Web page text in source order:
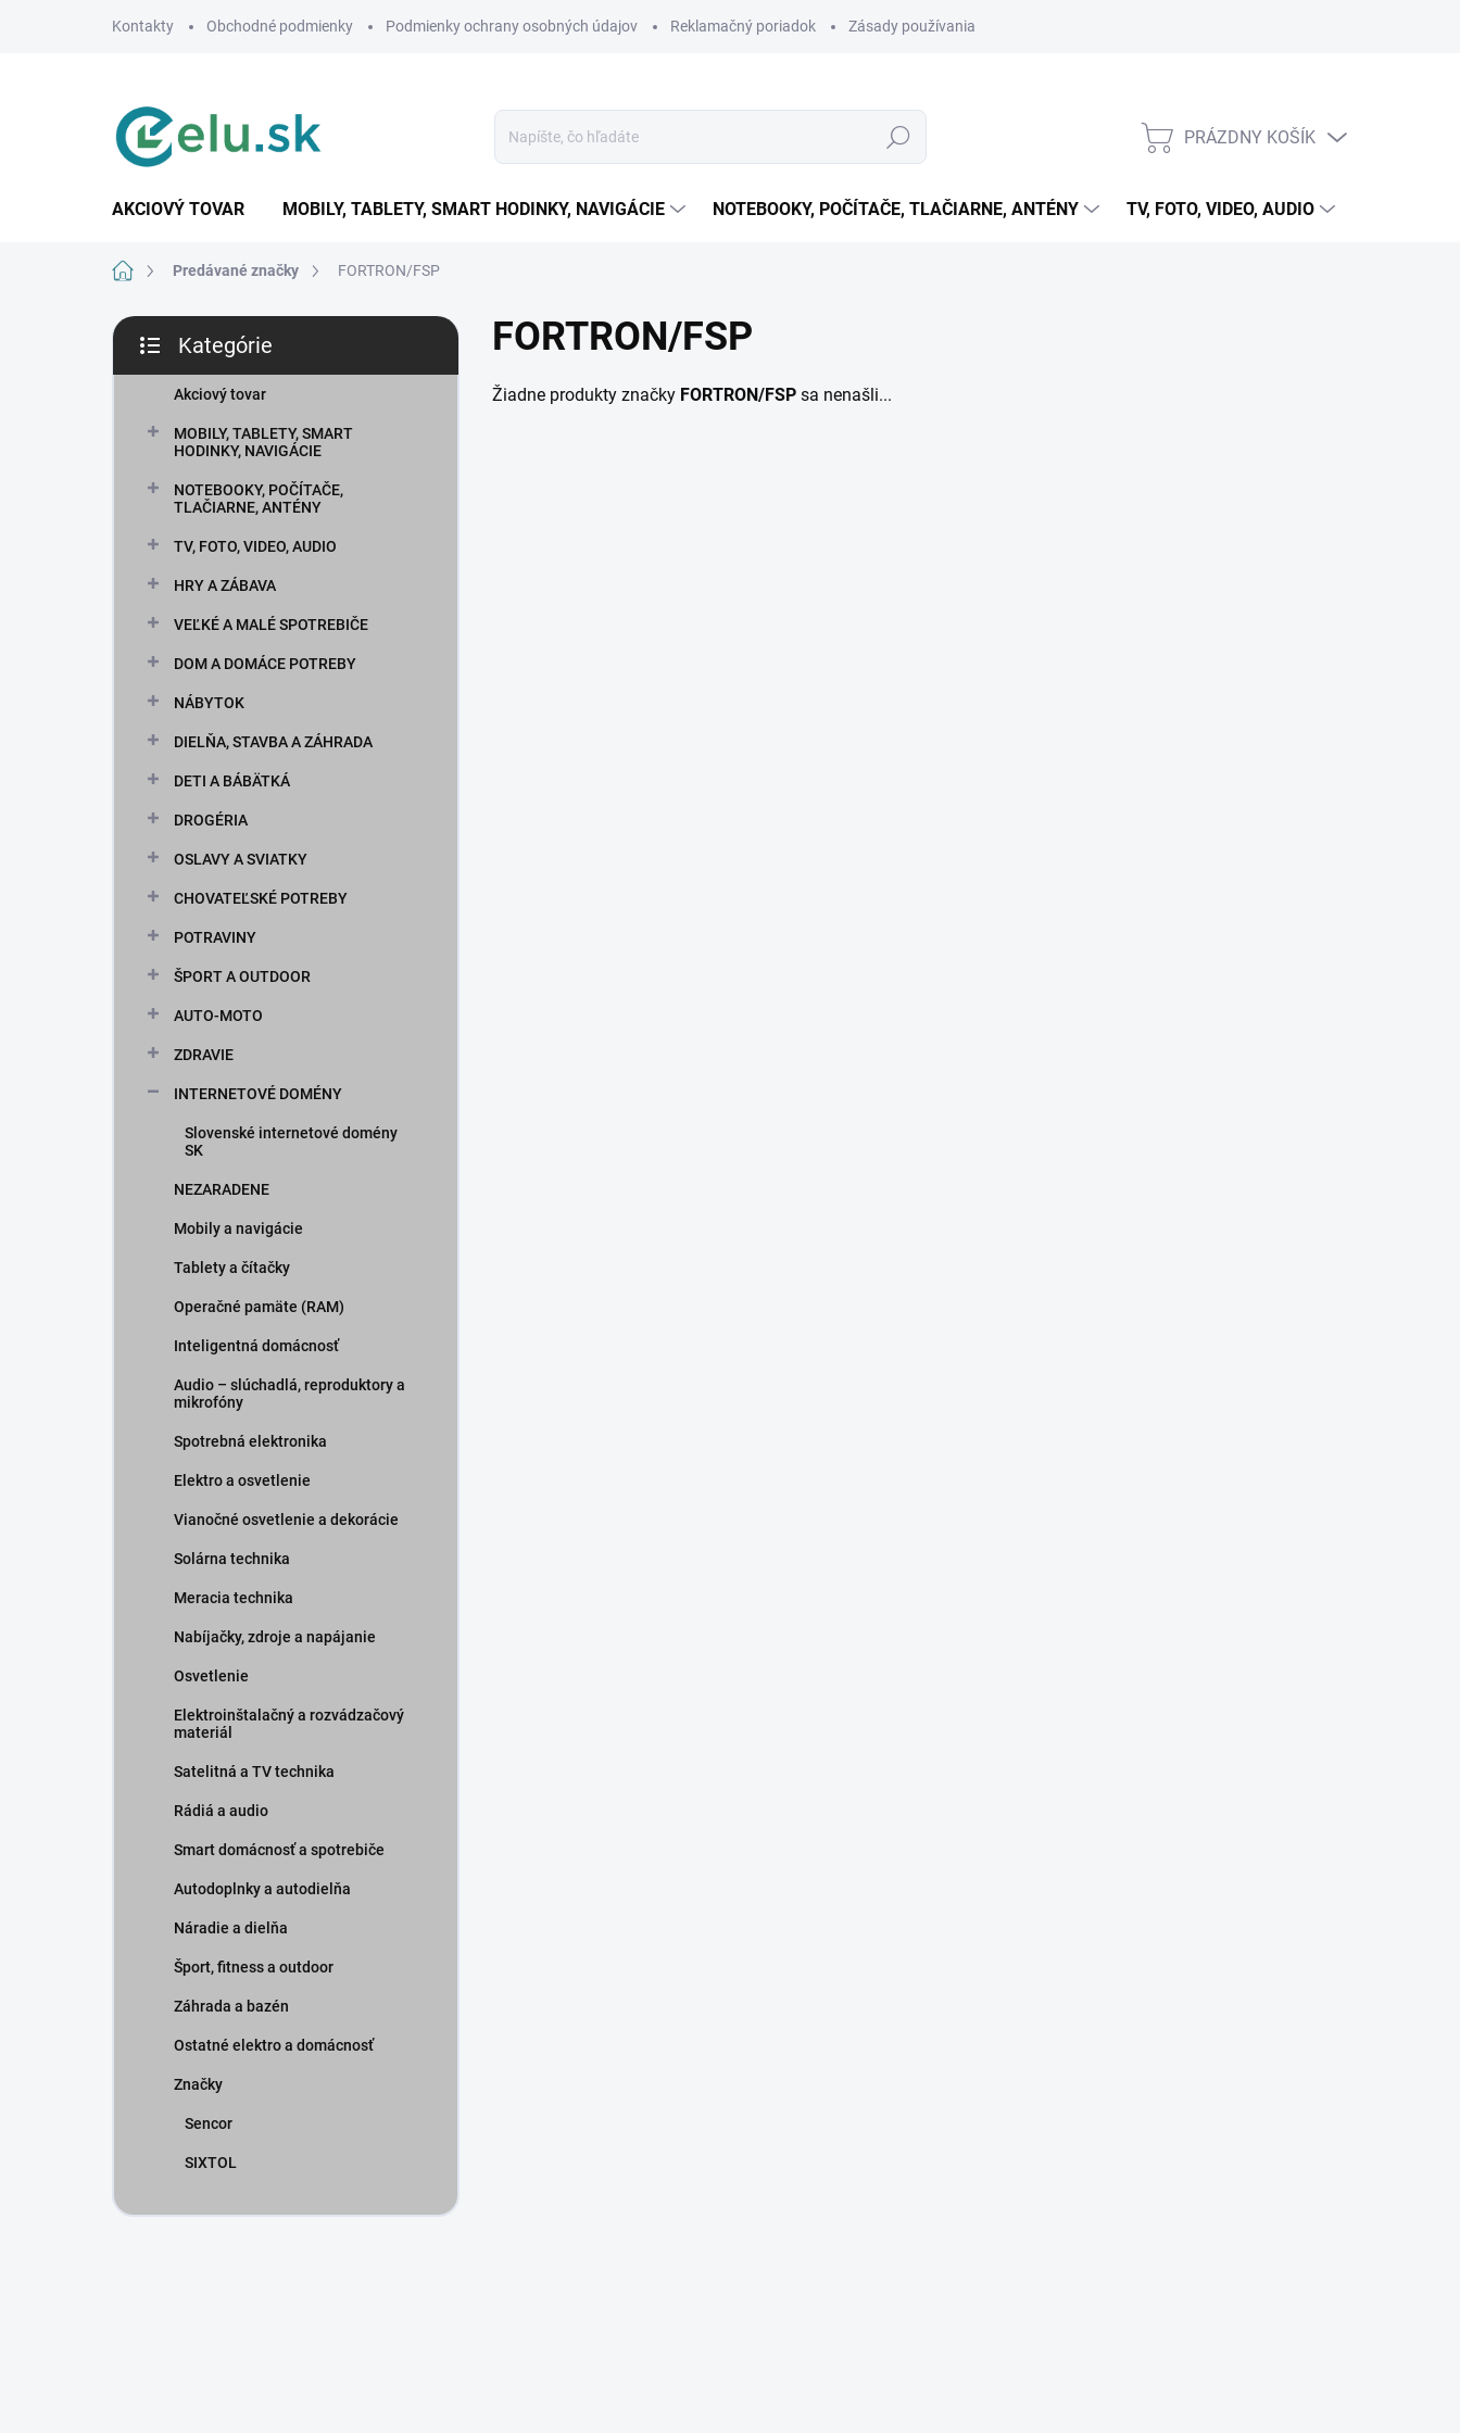
Kontakty Obchodné podmienky Podmienky ochrany osobných údajov Reklamačný poriadok Zásady používania cookies
Hľadať
NÁKUPNÝ
PRÁZDNY KOŠÍK
AKCIOVÝ TOVAR MOBILY, TABLETY, SMART HODINKY, NAVIGÁCIE NOTEBOOKY, POČÍTAČE, TLAČIARNE, ANTÉNY TV, FOTO, VIDEO, AUDIO
DomovPredávané značky FORTRON/FSP
B
č
kategórie
Kategórie
Akciový tovar
MOBILY, TABLETY, SMART
HODINKY, NAVIGÁCIE
NOTEBOOKY, POČÍTAČE,
TLAČIARNE, ANTÉNY
TV, FOTO, VIDEO, AUDIO
HRY A ZÁBAVA
VEĽKÉ A MALÉ SPOTREBIČE
DOM A DOMÁCE POTREBY
NÁBYTOK
DIELŇA, STAVBA A ZÁHRADA
DETI A BÁBÄTKÁ
DROGÉRIA
OSLAVY A SVIATKY
CHOVATEĽSKÉ POTREBY
POTRAVINY
ŠPORT A OUTDOOR
AUTO-MOTO
ZDRAVIE
INTERNETOVÉ DOMÉNY
Slovenské internetové domény
SK
NEZARADENE
Mobily a navigácie
Tablety a čítačky
Operačné pamäte (RAM)
Inteligentná domácnosť
Audio – slúchadlá, reproduktory a
mikrofóny
Spotrebná elektronika
Elektro a osvetlenie
Vianočné osvetlenie a dekorácie
Solárna technika
Meracia technika
Nabíjačky, zdroje a napájanie
Osvetlenie
Elektroinštalačný a rozvádzačový
materiál
Satelitná a TV technika
Rádiá a audio
Smart domácnosť a spotrebiče
Autodoplnky a autodielňa
Náradie a dielňa
Šport, fitness a outdoor
Záhrada a bazén
Ostatné elektro a domácnosť
Značky
Sencor
SIXTOL
FORTRON/FSP
Žiadne produkty značky FORTRON/FSP sa nenašli...